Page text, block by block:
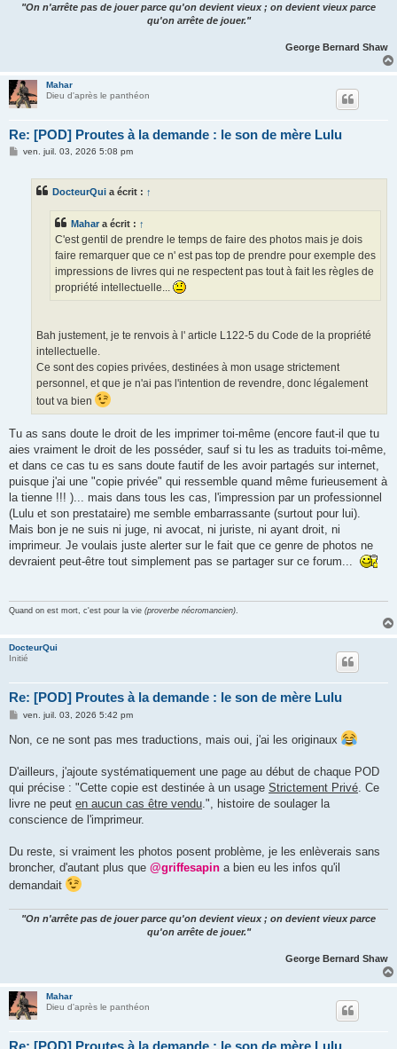
"On n'arrête pas de jouer parce qu'on devient vieux ; on devient vieux parce
qu'on arrête de jouer."
George Bernard Shaw
Mahar
Dieu d'après le panthéon
Re: [POD] Proutes à la demande : le son de mère Lulu
Mven. juil. 03, 2026 5:08 pm
DocteurQui a écrit : ↑
Mahara écrit : ↑
C'est gentil de prendre le temps de faire des photos mais je dois
faire remarquer que ce n' est pas top de prendre pour exemple des
impressions de livres qui ne respectent pas tout à fait les règles de
propriété intellectuelle...
Bah justement, je te renvois à l' article L122-5 du Code de la propriété
intellectuelle.
Ce sont des copies privées, destinées à mon usage strictement
personnel, et que je n'ai pas l'intention de revendre, donc légalement
tout va bien
Tu as sans doute le droit de les imprimer toi-même (encore faut-il que tu
aies vraiment le droit de les posséder, sauf si tu les as traduits toi-même,
et dans ce cas tu es sans doute fautif de les avoir partagés sur internet,
puisque j'ai une "copie privée" qui ressemble quand même furieusement à
la tienne !!! )... mais dans tous les cas, l'impression par un professionnel
(Lulu et son prestataire) me semble embarrassante (surtout pour lui).
Mais bon je ne suis ni juge, ni avocat, ni juriste, ni ayant droit, ni
imprimeur. Je voulais juste alerter sur le fait que ce genre de photos ne
devraient peut-être tout simplement pas se partager sur ce forum...
Quand on est mort, c'est pour la vie (proverbe nécromancien).
DocteurQui
Initié
Re: [POD] Proutes à la demande : le son de mère Lulu
M
s
e
ven. juil. 03, 2026 5:42 pm
Non, ce ne sont pas mes traductions, mais oui, j'ai les originaux
D'ailleurs, j'ajoute systématiquement une page au début de chaque POD
qui précise : "Cette copie est destinée à un usage Strictement Privé . Ce
livre ne peut en aucun cas être vendu .", histoire de soulager la
conscience de l'imprimeur.
Du reste, si vraiment les photos posent problème, je les enlèverais sans
broncher, d'autant plus que @griffesapin a bien eu les infos qu'il
demandait
"On n'arrête pas de jouer parce qu'on devient vieux ; on devient vieux parce
qu'on arrête de jouer."
George Bernard Shaw
Mahar
Dieu d'après le panthéon
Re: [POD] Proutes à la demande : le son de mère Lulu